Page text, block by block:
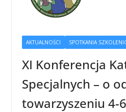
AKTUALNOŚCI SPOTKANIA
XI Konferencja
Specjalnych – o
towarzyszeniu 4-